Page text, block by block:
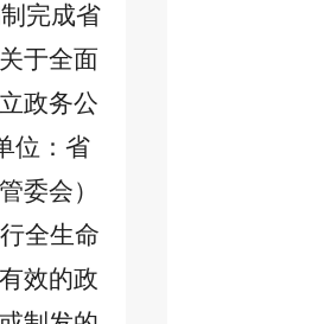
完成省
于全面
政务公
位：省
委会）
全生命
效的政